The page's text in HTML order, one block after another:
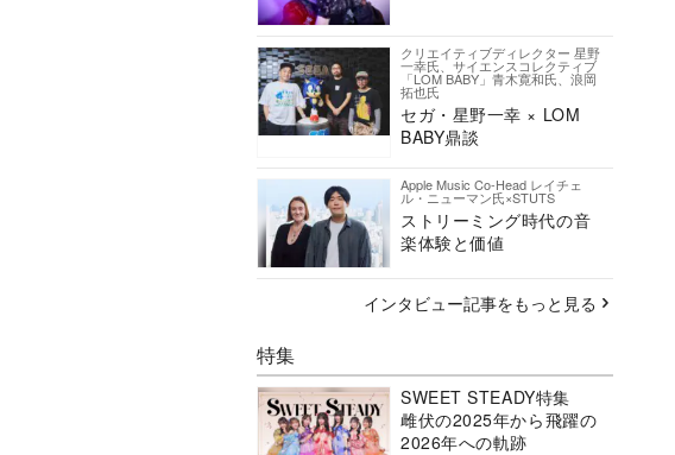
クリエイティブディレクター 星野
一幸氏、サイエンスコレクティブ
「LOM BABY」青木寛和氏、浪岡
拓也氏
セガ・星野一幸 × LOM
BABY鼎談
Apple Music Co-Head レイチェ
ル・ニューマン氏×STUTS
ストリーミング時代の音
楽体験と価値
インタビュー記事をもっと見る
特集
SWEET STEADY特集
雌伏の2025年から飛躍の
2026年への軌跡